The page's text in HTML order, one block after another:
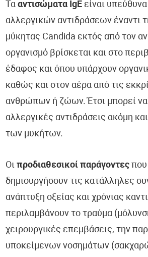
Τααντισώματα IgE είναι
αλλεργικών αντιδράσεων έναντι
μύκητας Candida εκτός από τον
οργανισμό βρίσκεται και στο
έδαφος και όπου υπάρχουν
καθώς και στον αέρα από τις
ανθρώπων ή ζώων. Έτσι μπορεί
αλλεργικές αντιδράσεις ακόμη
των μυκήτων.
Οιπροδιαθεσικοί παράγοντες που
δημιουργήσουν τις κατάλληλες
ανάπτυξη οξείας και χρόνιας
περιλαμβάνουν το τραύμα
χειρουργικές επεμβάσεις, την
υποκείμενων νοσημάτων